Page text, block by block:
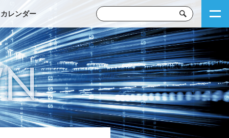
レンダー